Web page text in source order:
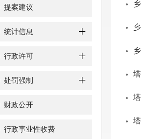
提案建议
统计信息
行政许可
处罚强制
财政公开
行政事业性收费